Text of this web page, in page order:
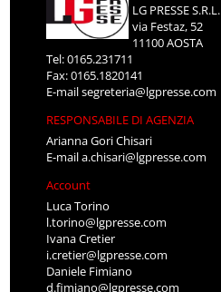
LG PRESSE S.R.L.
via Festaz, 52
11100 AOSTA
Tel: 0165.231711
Fax: 0165.1820141
E-mailsegreteria@lgpresse.com
RESPONSABILE DI AGENZIA
Arianna Gori Chisari
E-maila.chisari@lgpresse.com
Account
Luca Torino
l.torino@lgpresse.com
Ivana Cretier
i.cretier@lgpresse.com
Daniele Fimiano
d.fimiano@lgpresse.com